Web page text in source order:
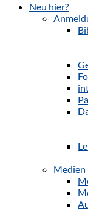
Neu hier?
Medien